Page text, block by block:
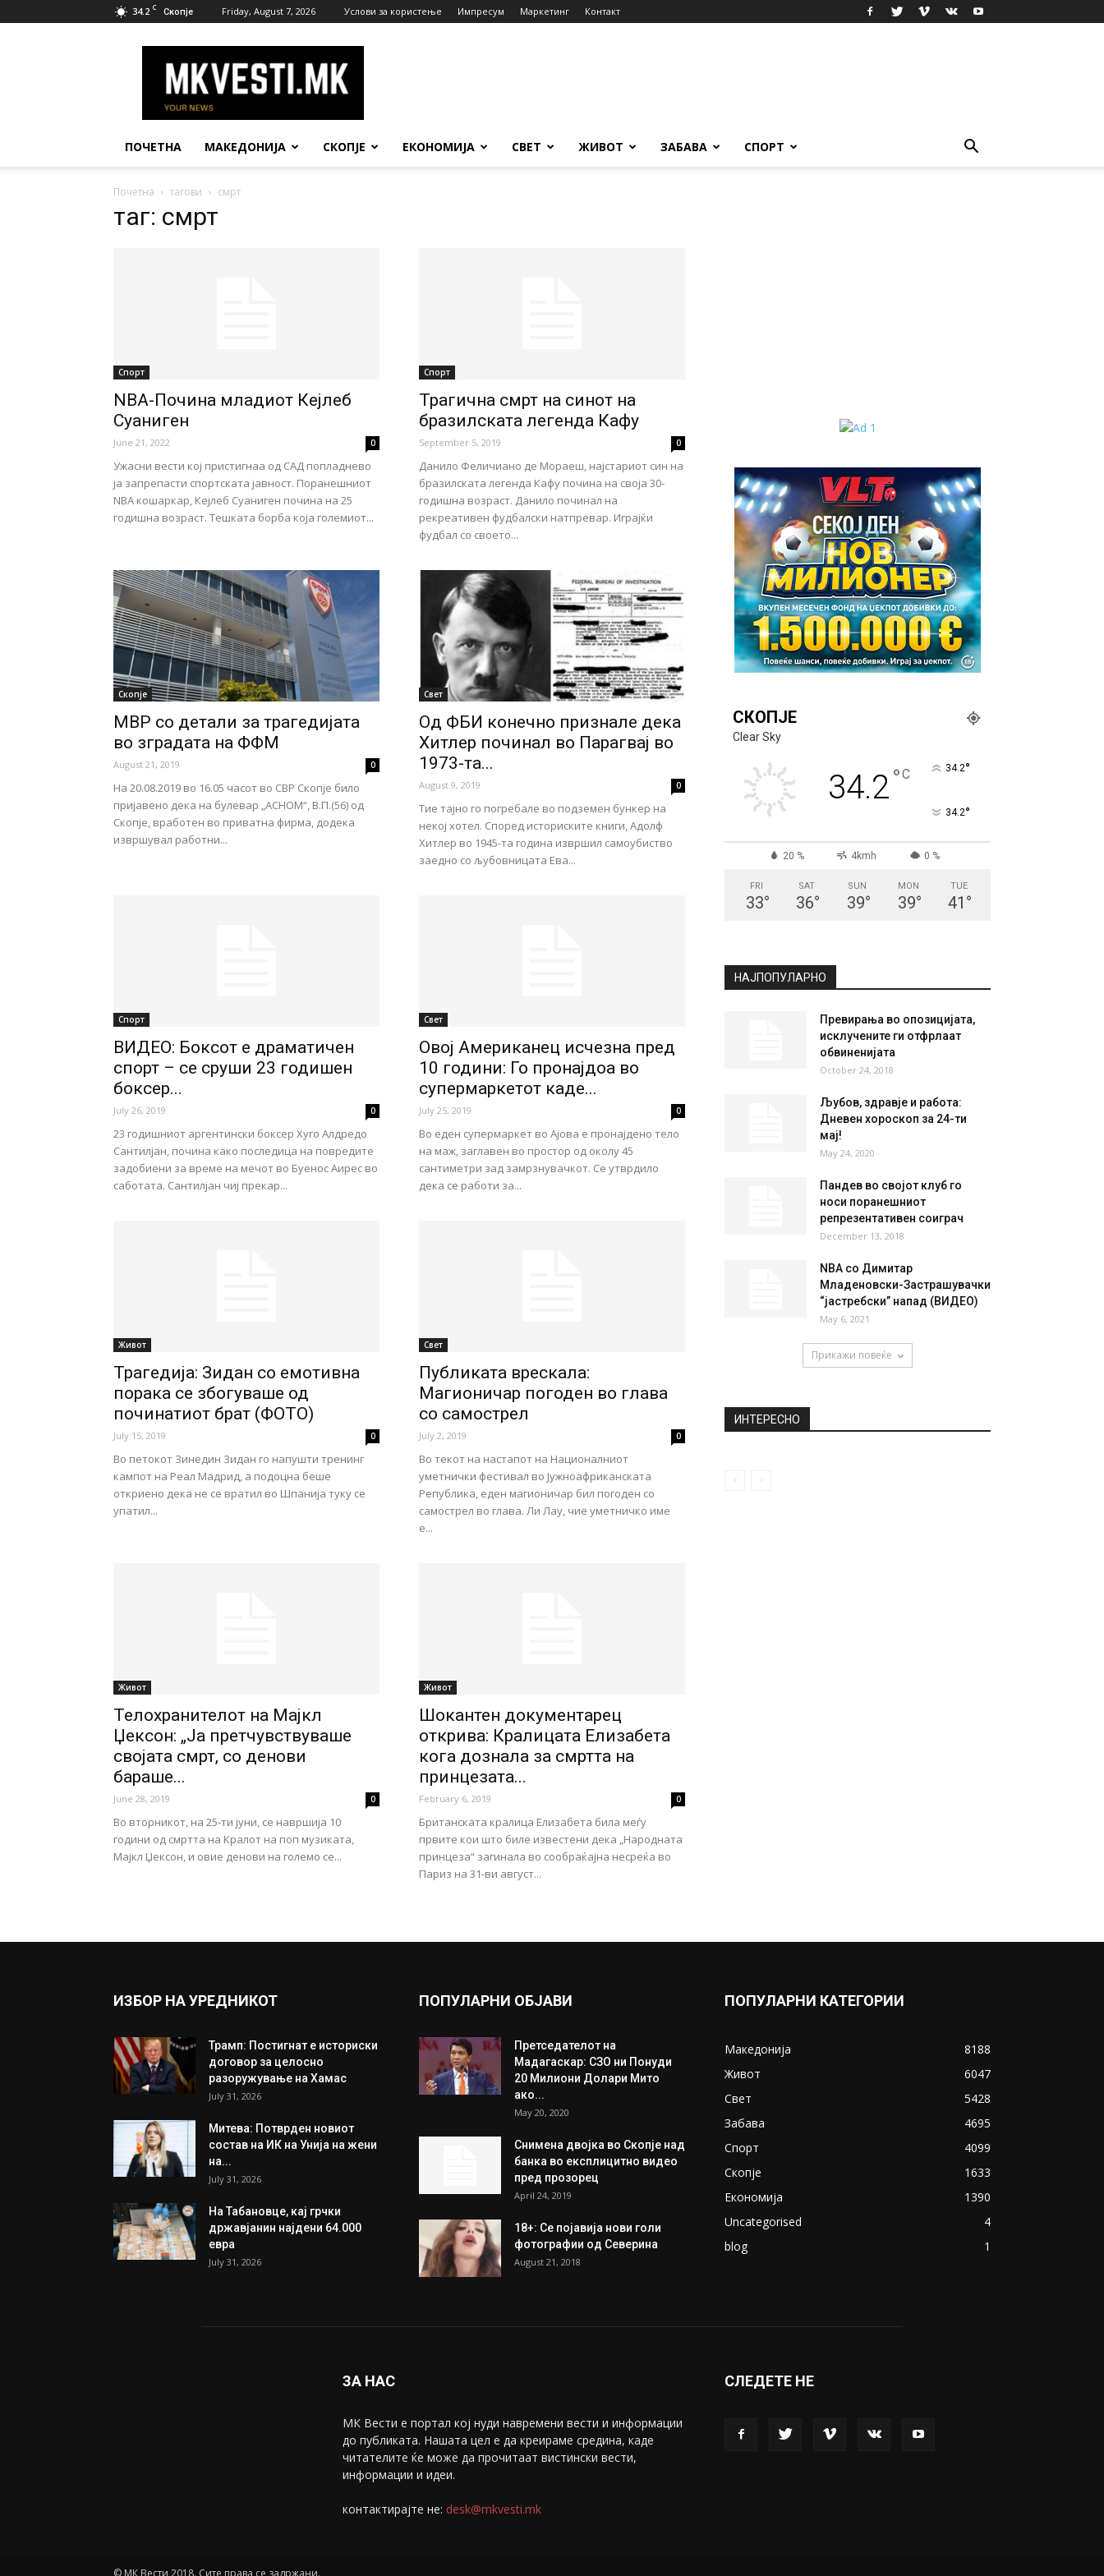
34.2 C Скопје Friday, August 7, 2026 Услови за користење Импресум Маркетинг Контакт
Вести
ПОЧЕТНА МАКЕДОНИЈА СКОПЈЕ ЕКОНОМИЈА СВЕТ ЖИВОТ ЗАБАВА СПОРТ
Почетна тагови смрт
таг: смрт
Спорт
NBA-Почина младиот Кејлеб
Суаниген
June 21, 2022 0
Ужасни вести кој пристигнаа од САД попладнево
ја запрепасти спортската јавност. Поранешниот
NBA кошаркар, Кејлеб Суаниген почина на 25
годишна возраст. Тешката борба која големиот...
Спорт
Трагична смрт на синот на
бразилската легенда Кафу
September 5, 2019 0
Данило Феличиано де Мораеш, најстариот син на
бразилската легенда Кафу почина на своја 30-
годишна возраст. Данило починал на
рекреативен фудбалски натпревар. Играјќи
фудбал со своето...
Скопје
МВР со детали за трагедијата
во зградата на ФФМ
August 21, 2019 0
На 20.08.2019 во 16.05 часот во СВР Скопје било
пријавено дека на булевар „АСНОМ“, В.П.(56) од
Скопје, вработен во приватна фирма, додека
извршувал работни...
Свет
Од ФБИ конечно признале дека
Хитлер починал во Парагвај во
1973-та...
August 9, 2019 0
Тие тајно го погребале во подземен бункер на
некој хотел. Според историските книги, Адолф
Хитлер во 1945-та година извршил самоубиство
заедно со љубовницата Ева...
Спорт
ВИДЕО: Боксот е драматичен
спорт – се сруши 23 годишен
боксер...
July 26, 2019 0
23 годишниот аргентински боксер Хуго Алдредо
Сантилјан, почина како последица на повредите
задобиени за време на мечот во Буенос Аирес во
саботата. Сантилјан чиј прекар...
Свет
Овој Американец исчезна пред
10 години: Го пронајдоа во
супермаркетот каде...
July 25, 2019 0
Во еден супермаркет во Ајова е пронајдено тело
на маж, заглавен во простор од околу 45
сантиметри зад замрзнувачкот. Се утврдило
дека се работи за...
Живот
Трагедија: Зидан со емотивна
порака се збогуваше од
починатиот брат (ФОТО)
July 15, 2019 0
Во петокот Зинедин Зидан го напушти тренинг
кампот на Реал Мадрид, а подоцна беше
откриено дека не се вратил во Шпанија туку се
упатил...
Свет
Публиката врескала:
Магионичар погоден во глава
со самострел
July 2, 2019 0
Во текот на настапот на Националниот
уметнички фестивал во Јужноафриканската
Република, еден магионичар бил погоден со
самострел во глава. Ли Лау, чие уметничко име
е...
Живот
Телохранителот на Мајкл
Џексон: „Ја претчувствуваше
својата смрт, со денови
бараше...
June 28, 2019 0
Во вторникот, на 25-ти јуни, се навршија 10
години од смртта на Кралот на поп музиката,
Мајкл Џексон, и овие денови на големо се...
Живот
Шокантен документарец
открива: Кралицата Елизабета
кога дознала за смртта на
принцезата...
February 6, 2019 0
Британската кралица Елизабета била меѓу
првите кои што биле известени дека „Народната
принцеза“ загинала во сообраќајна несреќа во
Париз на 31-ви август...
СКОПЈЕ
34.2
4kmh
39 ° 39° 41
Превирања во опозицијата,
исклучените ги отфрлаат
обвиненијата
October 24, 2018
Љубов, здравје и работа:
Дневен хороскоп за 24-ти
мај!
May 24, 2020
December 13, 2018
ИЗБОР НА УРЕДНИКОТ
Трамп: Постигнат е историски
договор за целосно
разоружување на Хамас
July 31, 2026
Митева: Потврден новиот
состав на ИК на Унија на жени
на...
July 31, 2026
На Табановце, кај грчки
државјанин најдени 64.000
евра
July 31, 2026
ПОПУЛАРНИ ОБЈАВИ
Претседателот на
Мадагаскар: СЗО ни Понуди
20 Милиони Долари Мито
ако...
May 20, 2020
Снимена двојка во Скопје над
банка во експлицитно видео
пред прозорец
April 24, 2019
18+: Се појавија нови голи
фотографии од Северина
August 21, 2018
ПОПУЛАРНИ КАТЕГОРИИ
Македонија
8188
Живот
6047
Свет
5428
Забава
4695
Спорт
4099
Скопје
1633
Економија
1390
Uncategorised
4
blog
1
ЗА НАС
МК Вести е портал коj нуди навремени вести и информации
до публиката. Нашата цел е да креираме средина, каде
читателите ќе може да прочитаат вистински вести,
информации и идеи.
контактирајте не: desk@mkvesti.mk
СЛЕДЕТЕ НЕ
© МК Вести 2018. Сите права се задржани.